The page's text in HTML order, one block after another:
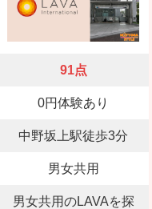
91点
0円体験あり
中野坂上駅徒歩3分
男女共用
男女共用のLAVAを探